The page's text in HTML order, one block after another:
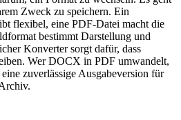
Zweck zu speichern. Ein
flexibel, eine PDF-Datei macht die
bestimmt Darstellung und
Konverter sorgt dafür, dass
Wer DOCX in PDF umwandelt,
zuverlässige Ausgabeversion für